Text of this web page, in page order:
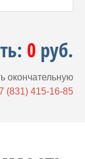
0 руб.
окончательную
(831) 415-16-85